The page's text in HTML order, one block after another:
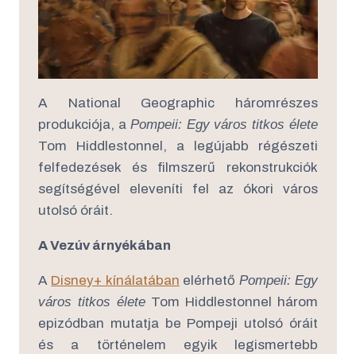
A National Geographic háromrészes
produkciója, a Pompeii: Egy város titkos élete
Tom Hiddlestonnel, a legújabb régészeti
felfedezések és filmszerű rekonstrukciók
segítségével eleveníti fel az ókori város
utolsó óráit.
A Vezúv árnyékában
A Disney+ kínálatában elérhető Pompeii: Egy
város titkos élete Tom Hiddlestonnel három
epizódban mutatja be Pompeji utolsó óráit
és a történelem egyik legismertebb